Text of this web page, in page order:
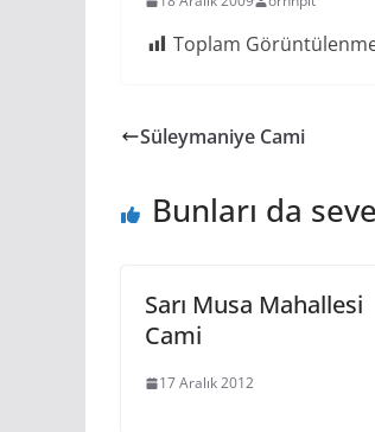
Toplam
Süleymaniye Cami
Bunları da
Sarı Musa Mahallesi
Cami
17 Aralık 2012